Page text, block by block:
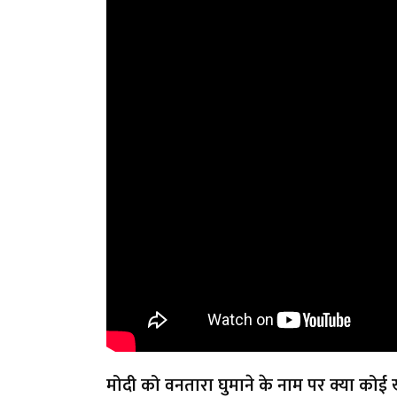
मोदी को वनतारा घुमाने के नाम पर क्या